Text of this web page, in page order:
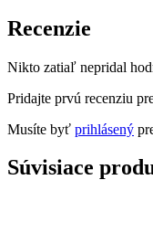
Recenzie
Nikto zatiaľ nepridal
Pridajte prvú recenziu
Musíte byť prihlásený
Súvisiace